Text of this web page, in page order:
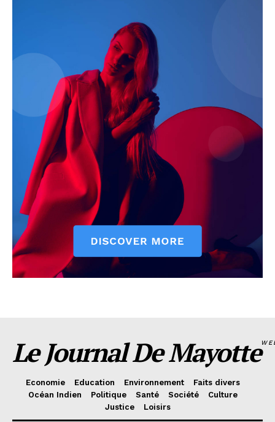
Le Journal De Mayotte
Economie Education Environnement
Faits divers
Océan Indien
Politique Santé Société
Culture
Justice
Loisirs